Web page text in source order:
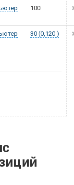
100
30 (0,120 )